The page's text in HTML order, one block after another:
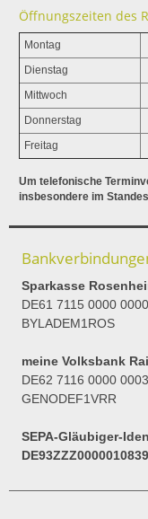
Öffnungszeiten des
Montag
Dienstag
Mittwoch
Donnerstag
Freitag
Um telefonische
insbesondere im
Sparkasse
DE61 7115 0000
BYLADEM1ROS
meine Volksbank
DE62 7116 0000
GENODEF1VRR
SEPA-Gläubiger-